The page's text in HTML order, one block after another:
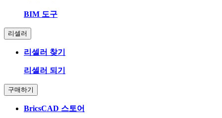
BIM 도구
리셀러
리셀러 찾기
리셀러 되기
구매하기
BricsCAD 스토어